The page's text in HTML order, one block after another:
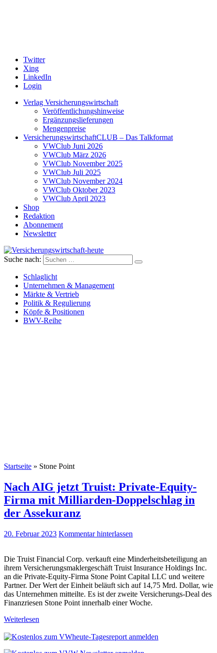
Twitter
Xing
LinkedIn
Login
Verlag Versicherungswirtschaft
Veröffentlichungshinweise
Ergänzungslieferungen
Mengenpreise
VersicherungswirtschaftCLUB – Das Talkformat
VWClub Juni 2026
VWClub März 2026
VWClub November 2025
VWClub Juli 2025
VWClub November 2024
VWClub Oktober 2023
VWClub April 2023
Shop
Redaktion
Abonnement
Newsletter
Versicherungswirtschaft-heute
Suche nach:
Schlaglicht
Unternehmen & Management
Märkte & Vertrieb
Politik & Regulierung
Köpfe & Positionen
BWV-Reihe
Startseite » Stone Point
Nach AIG jetzt Truist: Private-Equity-
Firma mit Milliarden-Doppelschlag in
der Assekuranz
20. Februar 2023 Kommentar hinterlassen
Die Truist Financial Corp. verkauft eine Minderheitsbeteiligung an
ihrem Versicherungsmaklergeschäft Truist Insurance Holdings Inc.
an die Private-Equity-Firma Stone Point Capital LLC und weitere
Partner. Der Wert der Einheit beläuft sich auf 14,75 Mrd. Dollar, wie
das Unternehmen mitteilte. Es ist der zweite Versicherungs-Deal des
Finanzriesen Stone Point innerhalb einer Woche.
Weiterlesen